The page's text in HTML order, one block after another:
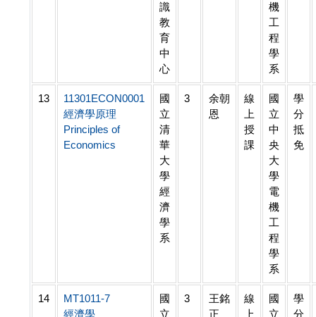
識
教
育
中
心
機
工
程
學
系
13
11301ECON0001
經濟學原理
Principles of
Economics
國
立
清
華
大
學
經
濟
學
系
3
余朝
恩
線
上
授
課
國
立
中
央
大
學
電
機
工
程
學
系
學
分
抵
免
14
MT1011-7
經濟學
國
立
3
王銘
正
線
上
國
立
學
分